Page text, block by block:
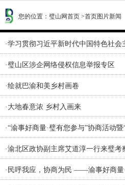
您的位置： 璧山网首页 >首页图片新闻
·学习贯彻习近平新时代中国特色社会
·璧山区涉企网络侵权信息举报专区
·绘就巴渝和美乡村画卷
· 大地春意浓 乡村入画来
·“渝事好商量·璧有您参与”协商活动
·渝北区政协副主席艾道淳一行来璧考
· 民呼我应，协商为民 ——渝事好商量